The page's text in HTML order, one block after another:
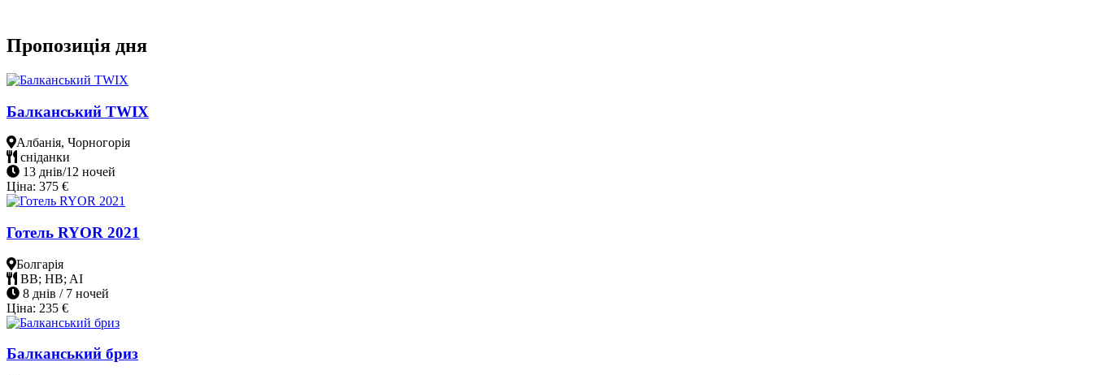
Пропозиція дня
Балканський TWIX
Албанія, Чорногорія
сніданки
13 днів/12 ночей
Ціна: 375 €
Готель RYOR 2021
Болгарія
BB; HB; AI
8 днів / 7 ночей
Ціна: 235 €
Балканський бриз